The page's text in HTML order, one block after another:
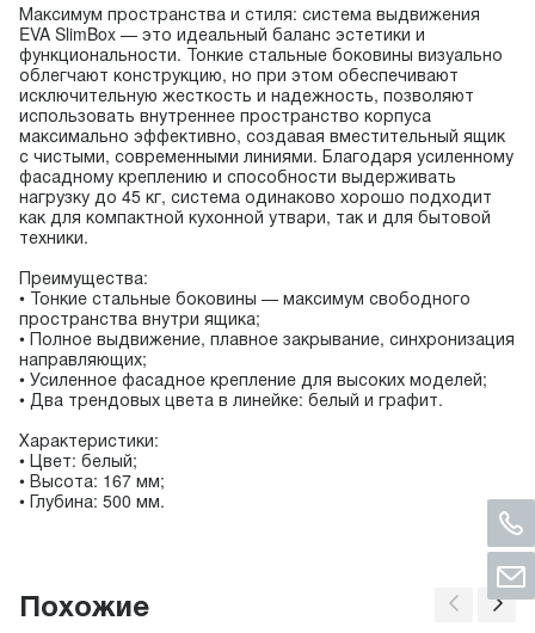
Максимум пространства и стиля: система выдвижения
EVA SlimBox — это идеальный баланс эстетики и
функциональности. Тонкие стальные боковины визуально
облегчают конструкцию, но при этом обеспечивают
исключительную жесткость и надежность, позволяют
использовать внутреннее пространство корпуса
максимально эффективно, создавая вместительный ящик
с чистыми, современными линиями. Благодаря усиленному
фасадному креплению и способности выдерживать
нагрузку до 45 кг, система одинаково хорошо подходит
как для компактной кухонной утвари, так и для бытовой
техники.
Преимущества:
• Тонкие стальные боковины — максимум свободного
пространства внутри ящика;
• Полное выдвижение, плавное закрывание, синхронизация
направляющих;
• Усиленное фасадное крепление для высоких моделей;
• Два трендовых цвета в линейке: белый и графит.
Характеристики:
• Цвет: белый;
• Высота: 167 мм;
• Глубина: 500 мм.
Похожие